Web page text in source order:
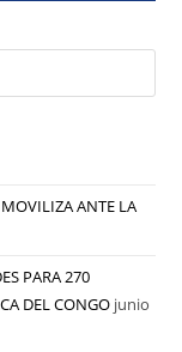
ANTE LA
PARA 270
DEL CONGO junio